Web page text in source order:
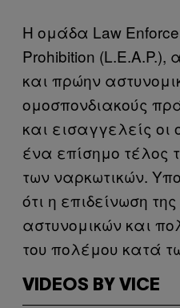
Η ομάδα Law
Prohibition
και πρώην
ομοσπονδιακούς
και εισαγγελείς οι
ένα επίσημο τέλος
των ναρκωτικών.
ότι η επιδείνωση
αστυνομικών και
του πολέμου κατά
VIDEOS BY VICE